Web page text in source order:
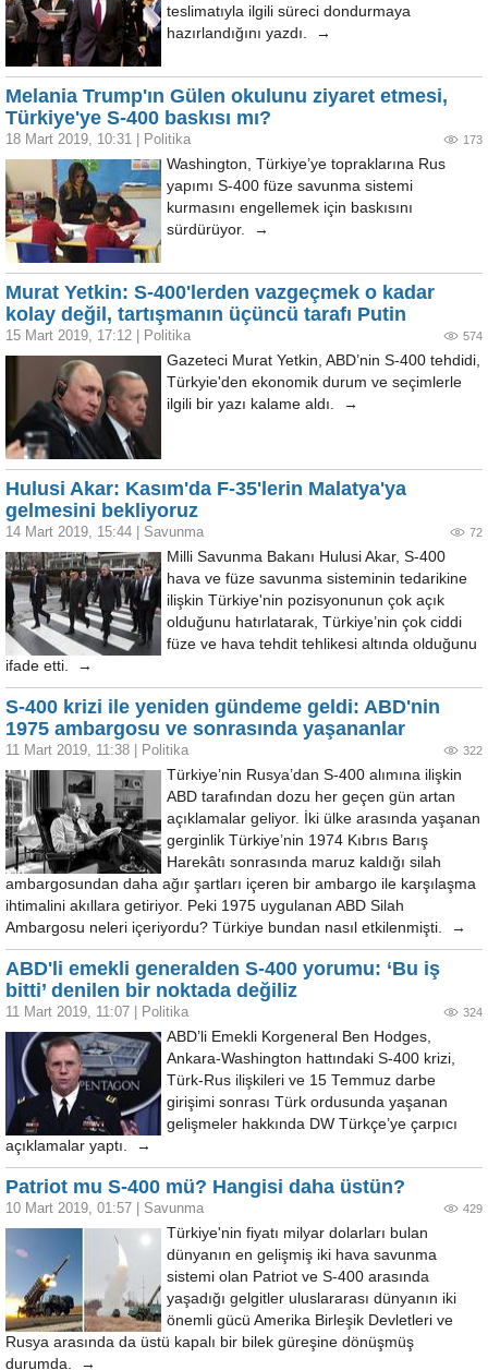
teslimatıyla ilgili süreci dondurmaya
hazırlandığını yazdı. →
Melania Trump'ın Gülen okulunu ziyaret etmesi,
Türkiye'ye S-400 baskısı mı?
18 Mart 2019, 10:31 Politika 173
Washington, Türkiye’ye topraklarına Rus
yapımı S-400 füze savunma sistemi
kurmasını engellemek için baskısını
sürdürüyor. →
Murat Yetkin: S-400'lerden vazgeçmek o kadar
kolay değil, tartışmanın üçüncü tarafı Putin
15 Mart 2019, 17:12 Politika 574
Gazeteci Murat Yetkin, ABD’nin S-400 tehdidi,
Türkyie'den ekonomik durum ve seçimlerle
ilgili bir yazı kalame aldı. →
Hulusi Akar: Kasım'da F-35'lerin Malatya'ya
gelmesini bekliyoruz
14 Mart 2019, 15:44 Savunma 72
Milli Savunma Bakanı Hulusi Akar, S-400
hava ve füze savunma sisteminin tedarikine
ilişkin Türkiye'nin pozisyonunun çok açık
olduğunu hatırlatarak, Türkiye’nin çok ciddi
füze ve hava tehdit tehlikesi altında olduğunu
ifade etti. →
S-400 krizi ile yeniden gündeme geldi: ABD'nin
1975 ambargosu ve sonrasında yaşananlar
11 Mart 2019, 11:38 Politika 322
Türkiye’nin Rusya’dan S-400 alımına ilişkin
ABD tarafından dozu her geçen gün artan
açıklamalar geliyor. İki ülke arasında yaşanan
gerginlik Türkiye’nin 1974 Kıbrıs Barış
Harekâtı sonrasında maruz kaldığı silah
ambargosundan daha ağır şartları içeren bir ambargo ile karşılaşma
ihtimalini akıllara getiriyor. Peki 1975 uygulanan ABD Silah
Ambargosu neleri içeriyordu? Türkiye bundan nasıl etkilenmişti. →
ABD'li emekli generalden S-400 yorumu: ‘Bu iş
bitti’ denilen bir noktada değiliz
11 Mart 2019, 11:07 Politika 324
ABD’li Emekli Korgeneral Ben Hodges,
Ankara-Washington hattındaki S-400 krizi,
Türk-Rus ilişkileri ve 15 Temmuz darbe
girişimi sonrası Türk ordusunda yaşanan
gelişmeler hakkında DW Türkçe’ye çarpıcı
açıklamalar yaptı. →
Patriot mu S-400 mü? Hangisi daha üstün?
10 Mart 2019, 01:57 Savunma 429
Türkiye'nin fiyatı milyar dolarları bulan
dünyanın en gelişmiş iki hava savunma
sistemi olan Patriot ve S-400 arasında
yaşadığı gelgitler uluslararası dünyanın iki
önemli gücü Amerika Birleşik Devletleri ve
Rusya arasında da üstü kapalı bir bilek güreşine dönüşmüş
durumda. →